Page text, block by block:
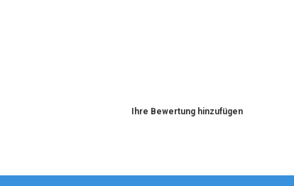
Ihre Bewertung hinzufügen